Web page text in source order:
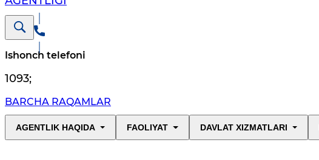
Ishonch telefoni
1093;
BARCHA RAQAMLAR
AGENTLIK HAQIDA FAOLIYAT DAVLAT XIZMATLARI